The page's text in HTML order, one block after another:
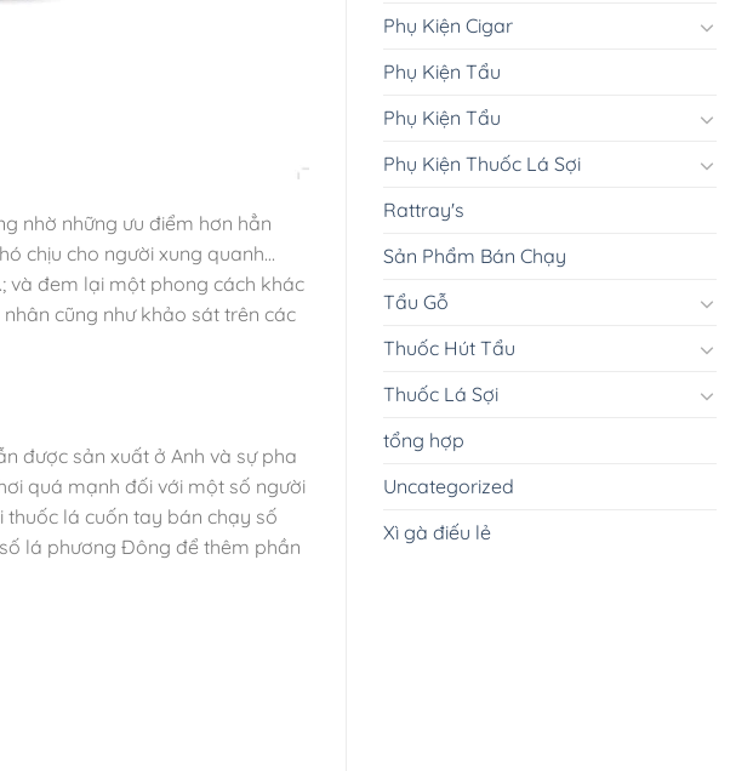
nhờ những ưu điểm hơn hẳn
chịu cho người xung quanh…
và đem lại một phong cách khác
cũng như khảo sát trên các
được sản xuất ở Anh và sự pha
quá mạnh đối với một số người
thuốc lá cuốn tay bán chạy số
lá phương Đông để thêm phần
Phụ Kiện Cigar
Phụ Kiện Tẩu
Phụ Kiện Tẩu
Phụ Kiện Thuốc Lá Sợi
Rattray's
Sản Phẩm Bán Chạy
Tẩu Gỗ
Thuốc Hút Tẩu
Thuốc Lá Sợi
tổng hợp
Uncategorized
Xì gà điếu lẻ